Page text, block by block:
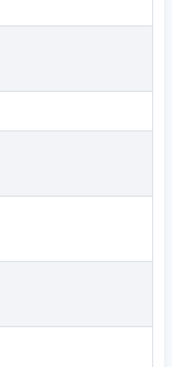
vệ ruột bình và
của Ferroli đã
với kích thước lớn
cho bình chứa